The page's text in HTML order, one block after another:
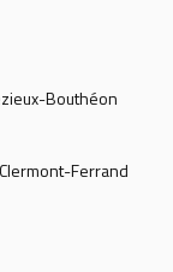
Bouthéon
Ferrand